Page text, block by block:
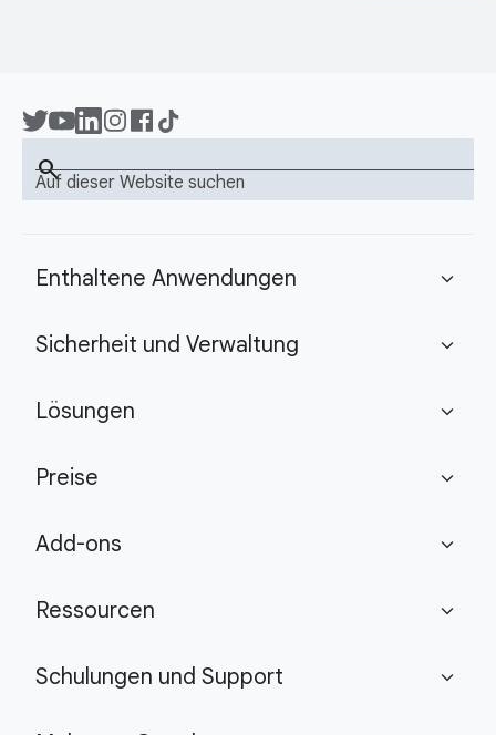
Auf dieser Website suchen
search
Enthaltene Anwendungen expand_more
Sicherheit und Verwaltung expand_more
Lösungen expand_more
Preise expand_more
Add-ons expand_more
Ressourcen expand_more
Schulungen und Support expand_more